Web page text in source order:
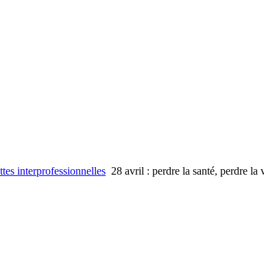
interprofessionnelles 28 avril : perdre la santé, perdre